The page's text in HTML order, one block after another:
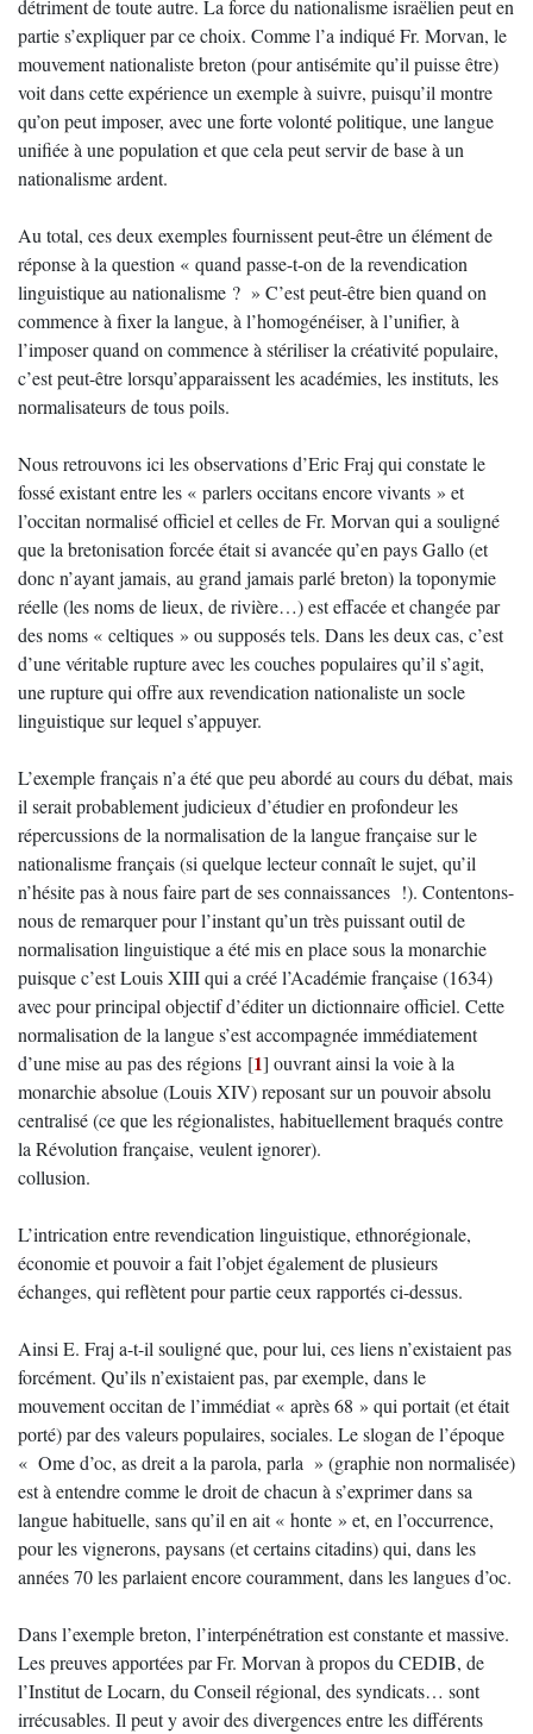
détriment de toute autre. La force du nationalisme israëlien peut en
partie s’expliquer par ce choix. Comme l’a indiqué Fr. Morvan, le
mouvement nationaliste breton (pour antisémite qu’il puisse être)
voit dans cette expérience un exemple à suivre, puisqu’il montre
qu’on peut imposer, avec une forte volonté politique, une langue
unifiée à une population et que cela peut servir de base à un
nationalisme ardent.
Au total, ces deux exemples fournissent peut-être un élément de
réponse à la question « quand passe-t-on de la revendication
linguistique au nationalisme ? » C’est peut-être bien quand on
commence à fixer la langue, à l’homogénéiser, à l’unifier, à
l’imposer quand on commence à stériliser la créativité populaire,
c’est peut-être lorsqu’apparaissent les académies, les instituts, les
normalisateurs de tous poils.
Nous retrouvons ici les observations d’Eric Fraj qui constate le
fossé existant entre les « parlers occitans encore vivants » et
l’occitan normalisé officiel et celles de Fr. Morvan qui a souligné
que la bretonisation forcée était si avancée qu’en pays Gallo (et
donc n’ayant jamais, au grand jamais parlé breton) la toponymie
réelle (les noms de lieux, de rivière…) est effacée et changée par
des noms « celtiques » ou supposés tels. Dans les deux cas, c’est
d’une véritable rupture avec les couches populaires qu’il s’agit,
une rupture qui offre aux revendication nationaliste un socle
linguistique sur lequel s’appuyer.
L’exemple français n’a été que peu abordé au cours du débat, mais
il serait probablement judicieux d’étudier en profondeur les
répercussions de la normalisation de la langue française sur le
nationalisme français (si quelque lecteur connaît le sujet, qu’il
n’hésite pas à nous faire part de ses connaissances !). Contentons-
nous de remarquer pour l’instant qu’un très puissant outil de
normalisation linguistique a été mis en place sous la monarchie
puisque c’est Louis XIII qui a créé l’Académie française (1634)
avec pour principal objectif d’éditer un dictionnaire officiel. Cette
normalisation de la langue s’est accompagnée immédiatement
d’une mise au pas des régions [1] ouvrant ainsi la voie à la
monarchie absolue (Louis XIV) reposant sur un pouvoir absolu
centralisé (ce que les régionalistes, habituellement braqués contre
la Révolution française, veulent ignorer).
collusion.
L’intrication entre revendication linguistique, ethnorégionale,
économie et pouvoir a fait l’objet également de plusieurs
échanges, qui reflètent pour partie ceux rapportés ci-dessus.
Ainsi E. Fraj a-t-il souligné que, pour lui, ces liens n’existaient pas
forcément. Qu’ils n’existaient pas, par exemple, dans le
mouvement occitan de l’immédiat « après 68 » qui portait (et était
porté) par des valeurs populaires, sociales. Le slogan de l’époque
« Ome d’oc, as dreit a la parola, parla » (graphie non normalisée)
est à entendre comme le droit de chacun à s’exprimer dans sa
langue habituelle, sans qu’il en ait « honte » et, en l’occurrence,
pour les vignerons, paysans (et certains citadins) qui, dans les
années 70 les parlaient encore couramment, dans les langues d’oc.
Dans l’exemple breton, l’interpénétration est constante et massive.
Les preuves apportées par Fr. Morvan à propos du CEDIB, de
l’Institut de Locarn, du Conseil régional, des syndicats… sont
irrécusables. Il peut y avoir des divergences entre les différents